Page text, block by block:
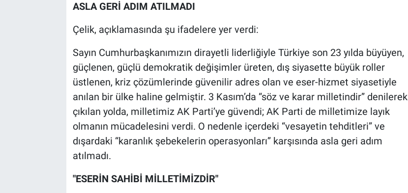
ASLA GERİ ADIM ATILMADI
Çelik, açıklamasında şu ifadelere yer verdi:
Sayın Cumhurbaşkanımızın dirayetli liderliğiyle Türkiye son 23 yılda büyüyen,
güçlenen, güçlü demokratik değişimler üreten, dış siyasette büyük roller
üstlenen, kriz çözümlerinde güvenilir adres olan ve eser-hizmet siyasetiyle
anılan bir ülke haline gelmiştir. 3 Kasım’da “söz ve karar milletindir” denilerek
çıkılan yolda, milletimiz AK Parti’ye güvendi; AK Parti de milletimize layık
olmanın mücadelesini verdi. O nedenle içerdeki “vesayetin tehditleri” ve
dışardaki “karanlık şebekelerin operasyonları” karşısında asla geri adım
atılmadı.
"ESERİN SAHİBİ MİLLETİMİZDİR"